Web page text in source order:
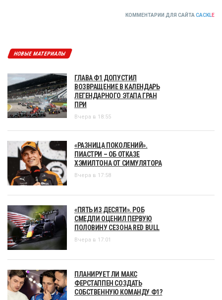
КОММЕНТАРИИ ДЛЯ САЙТА CACKLE
НОВЫЕ МАТЕРИАЛЫ
ГЛАВА Ф1 ДОПУСТИЛ
ВОЗВРАЩЕНИЕ В КАЛЕНДАРЬ
ЛЕГЕНДАРНОГО ЭТАПА ГРАН
ПРИ
Вчера в 18:55
«РАЗНИЦА ПОКОЛЕНИЙ».
ПИАСТРИ – ОБ ОТКАЗЕ
ХЭМИЛТОНА ОТ СИМУЛЯТОРА
Вчера в 17:58
«ПЯТЬ ИЗ ДЕСЯТИ». РОБ
СМЕДЛИ ОЦЕНИЛ ПЕРВУЮ
ПОЛОВИНУ СЕЗОНА RED BULL
Вчера в 17:01
ПЛАНИРУЕТ ЛИ МАКС
ФЕРСТАППЕН СОЗДАТЬ
СОБСТВЕННУЮ КОМАНДУ Ф1?